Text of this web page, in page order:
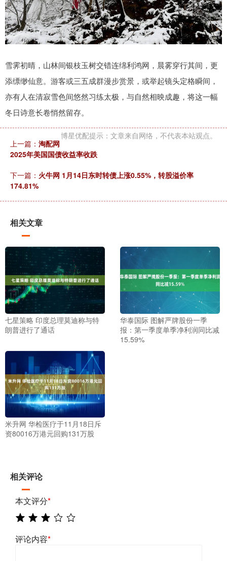
雪霁初晴，山林间银枝玉树交错连绵利鸿网，晨雾穿行其间，更
添缥缈仙意。游客或三五成群漫步赏景，或举起镜头定格瞬间，
亦有人在清寂雪色间悠然习练太极，与自然相映成趣，将这一幅
冬日诗意长卷悄然留存。
博星优配提示：文章来自网络，不代表本站观点。
上一篇： 淘配网
2025年美国国债收益率收跌
下一篇： 火牛网 1月14日东时转债上涨0.55%，转股溢价率
174.81%
相关文章
七星策略 印度总理莫迪称与特
朗普进行了通话
华泰国际 图解严牌股份一季
报：第一季度单季净利润同比减
15.59%
米升网 华检医疗于11月18日斥
资80016万港元回购131万股
相关评论
本文评分*
评论内容*